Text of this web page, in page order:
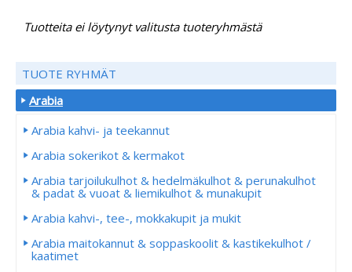
Tuotteita ei löytynyt valitusta tuoteryhmästä
TUOTE RYHMÄT
Arabia
Arabia kahvi- ja teekannut
Arabia sokerikot & kermakot
Arabia tarjoilukulhot & hedelmäkulhot & perunakulhot
& padat & vuoat & liemikulhot & munakupit
Arabia kahvi-, tee-, mokkakupit ja mukit
Arabia maitokannut & soppaskoolit & kastikekulhot /
kaatimet